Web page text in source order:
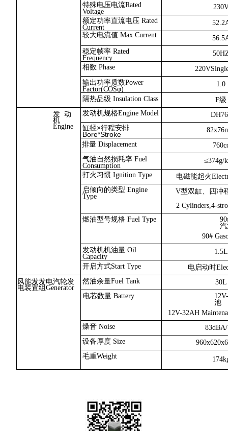
特殊电压电流Rated
Voltage
额定功率直流电压 Rated
Current
较大电流值 Max Current
稳定帧率 Rated
Frequency
相数 Phase
输出功率质数Power
Factor(COSφ)
1.0
隔热品级 Insulation Class
F级
发 动
机
Engine
发动机规格Engine Model
缸径×行程安排
Bore*Stroke
排量 Displacement
气油自然损耗率 Fuel
Consumption
≤374g/
打火习惯 Ignition Type
电磁能起火
启倾向的类型 Engine
Type
V型双缸、四冲
2 Cylinders,4-
燃油型号规格 Fuel Type
90#
发动机机油量 Oil
Capacity
1.5L
开启方式Start Type
电启动时
风能发发电汽轮发
电装置组Generator
然油余量Fuel Tank
30L
电芯数量 Battery
池
12V-32AH
燥音 Noise
设备厚度 Size
毛重Weight